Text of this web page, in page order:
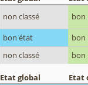
non classé bon
bon état
bon
non classé bon
Etat global
Etat